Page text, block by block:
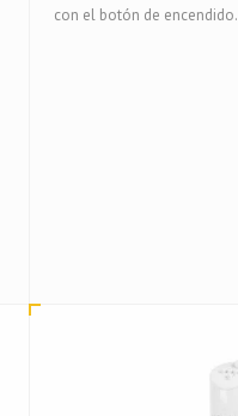
con el botón de encendido.